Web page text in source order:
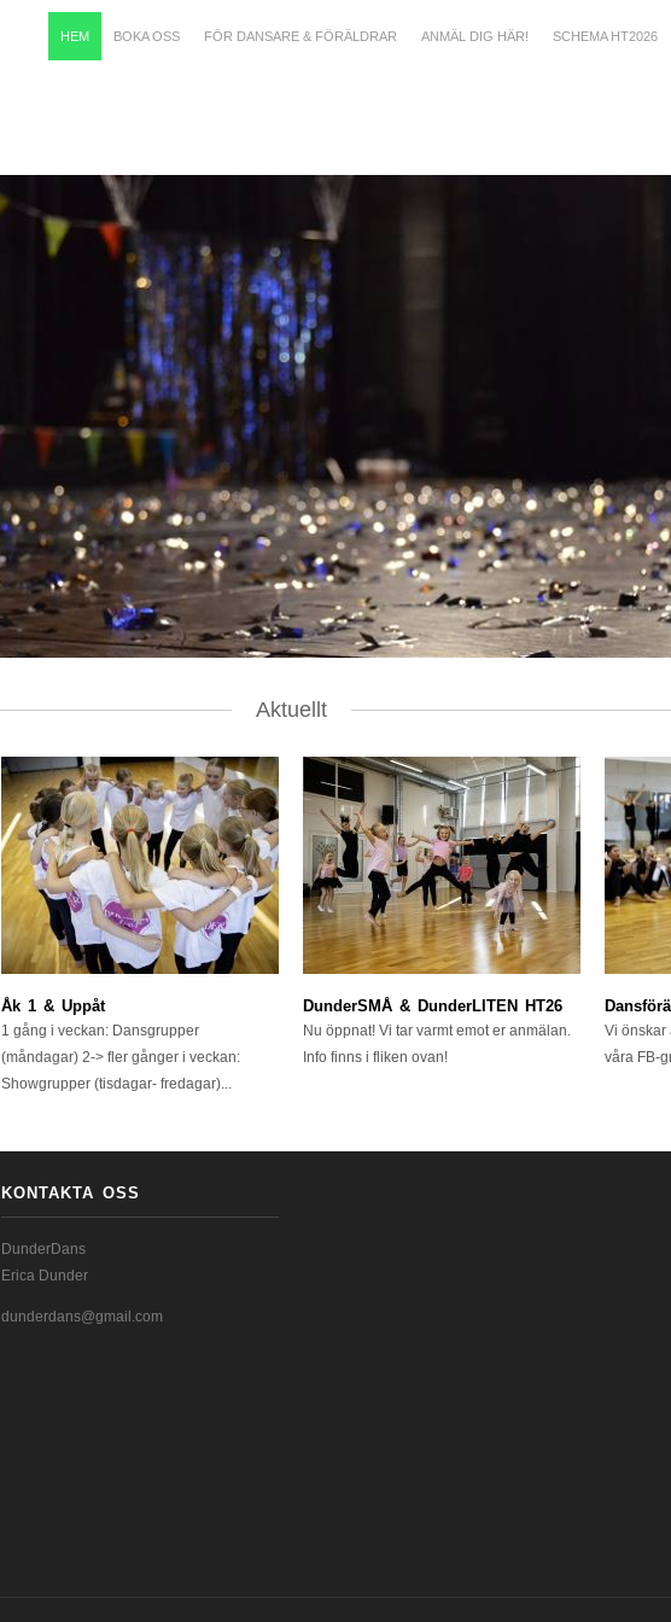
HEM BOKA OSS FÖR DANSARE & FÖRÄLDRAR ANMÄL DIG HÄR! SCHEMA HT2026
Aktuellt
Åk 1 & Uppåt
1 gång i veckan: Dansgrupper
(måndagar) 2-> fler gånger i veckan:
Showgrupper (tisdagar- fredagar)...
DunderSMÅ & DunderLITEN HT26
Nu öppnat! Vi tar varmt emot er anmälan.
Info finns i fliken ovan!
Vi önskar
våra FB-
KONTAKTA OSS
DunderDans
Erica Dunder
dunderdans@gmail.com